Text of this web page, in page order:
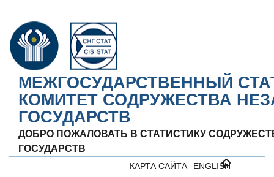
МЕЖГОСУДАРСТВЕННЫЙ
КОМИТЕТ СОДРУЖЕСТВА
ГОСУДАРСТВ
ДОБРО ПОЖАЛОВАТЬ В СТАТИСТИКУ
ГОСУДАРСТВ
ENGLISH
КАРТА САЙТА